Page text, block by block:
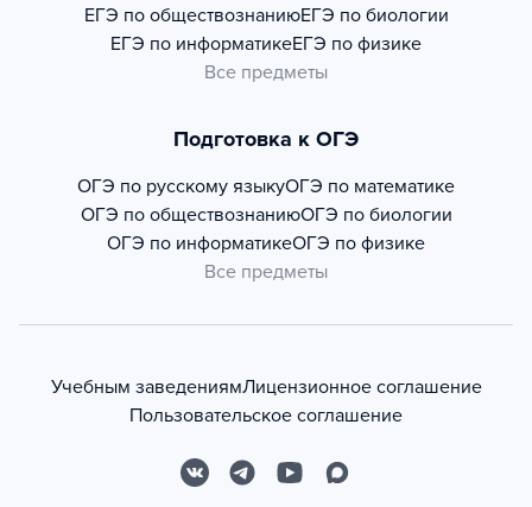
ЕГЭ по обществознаниюЕГЭ по биологии
ЕГЭ по информатикеЕГЭ по физике
Все предметы
Подготовка к ОГЭ
ОГЭ по русскому языкуОГЭ по математике
ОГЭ по обществознаниюОГЭ по биологии
ОГЭ по информатикеОГЭ по физике
Все предметы
Учебным заведениямЛицензионное соглашение
Пользовательское соглашение